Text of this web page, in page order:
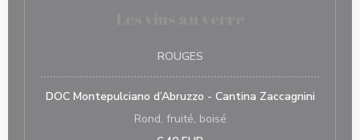
ROUGES
DOC Montepulciano d’Abruzzo - Cantina Zaccagnini
Rond, fruité, boisé